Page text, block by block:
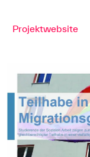
Projektwebsite